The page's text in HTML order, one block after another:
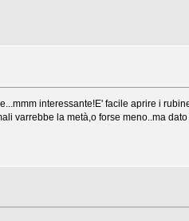
interessante!E' facile aprire i
varrebbe la metà,o forse meno..ma